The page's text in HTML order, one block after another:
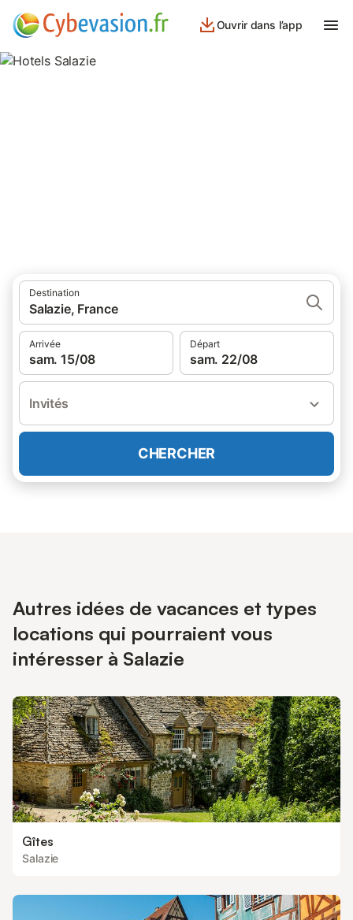
Ouvrir dans l’app
Destination
Salazie, France
Arrivée
sam. 15/08
Départ
sam. 22/08
Invités
CHERCHER
Autres idées de vacances et types
locations qui pourraient vous
intéresser à Salazie
Gîtes
Salazie